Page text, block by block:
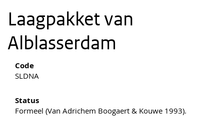
Laagpakket van
Alblasserdam
Code
SLDNA
Status
Formeel (Van Adrichem Boogaert & Kouwe 1993).